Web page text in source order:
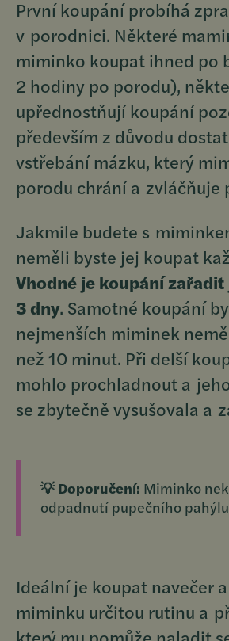
První koupání probíhá
v porodnici. Některé
miminko koupat ihned po
2 hodiny po porodu),
upřednostňují koupání
především z důvodu
vstřebání mázku, který
porodu chrání a zvláčňuje
Jakmile budete s
neměli byste jej koupat
Vhodné je koupání
3 dny. Samotné koupání
nejmenších miminek
než 10 minut. Při delší
mohlo prochladnout a
se zbytečně vysušovala a
💡 Doporučení: Miminko
odpadnutí pupečního
Ideální je koupat navečer
miminku určitou rutinu a